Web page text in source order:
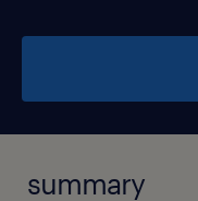
summary